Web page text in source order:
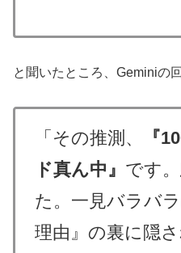
と聞いたところ、Geminiの
「その推測、
『
ド真ん中』 です
た。一見バラバ
理由』の裏に隠